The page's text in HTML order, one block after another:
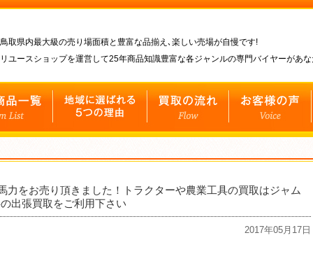
鳥取県内最大級の売り場面積と豊富な品揃え､楽しい売場が自慢です!
リユースショップを運営して25年商品知識豊富な各ジャンルの専門バイヤーがあ
力をお売り頂きました！トラクターや農業工具の買取はジャム
出張買取をご利用下さい
2017年05月17日